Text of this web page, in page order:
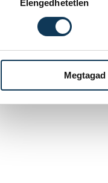
Elengedhetetlen
Megtagad